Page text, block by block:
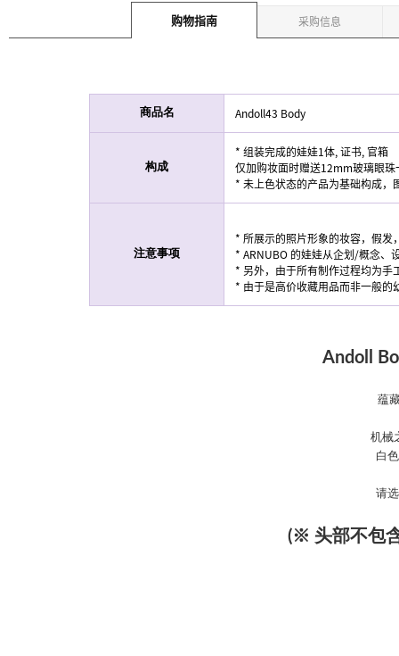
购物指南 采购信息
商品名 Andoll43 Body
构成
* 组装完成的娃娃1体, 证书, 官箱
仅加购妆面时赠送12mm玻璃眼珠
* 未上色状态的产品为基础构成，
注意事项
* 所展示的照片形象的妆容，假发
* ARNUBO 的娃娃从企划/概念、
* 另外，由于所有制作过程均为手
* 由于是高价收藏用品而非一般的
Andoll
蕴
机械
白
请
(※ 头部不包